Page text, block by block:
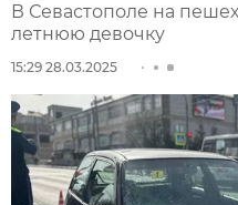
В Севастополе на
летнюю девочку
15:29 28.03.2025